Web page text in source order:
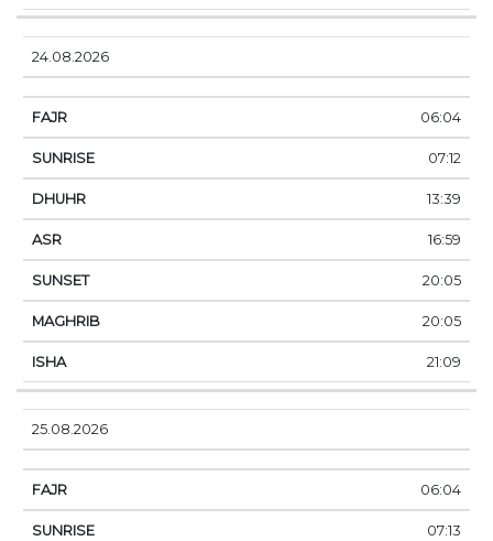
24.08.2026
06:04
07:12
13:39
16:59
20:05
20:05
21:09
25.08.2026
06:04
07:13